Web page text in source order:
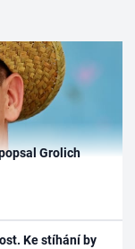
Grolich
Ke stíhání by